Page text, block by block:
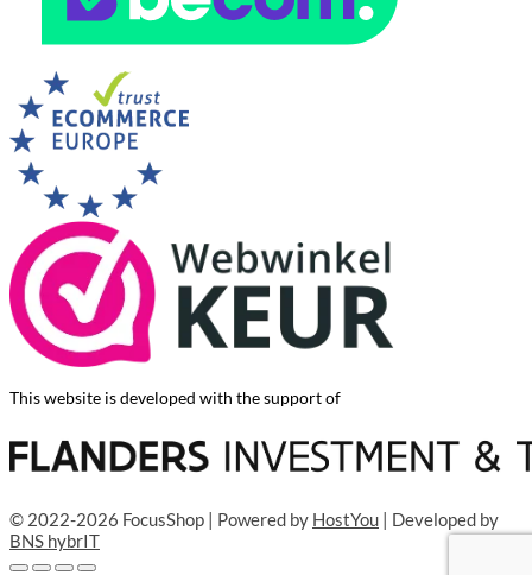
This website is developed with the support of
© 2022-2026 FocusShop | Powered by HostYou | Developed by
BNS hybrIT